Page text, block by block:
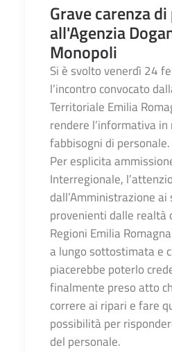
Grave carenza
all'Agenzia
Monopoli
Si è svolto venerdì 24
l’incontro convocato
Territoriale Emilia
rendere l’informativa
fabbisogni di personale.
Per esplicita
Interregionale,
dall’Amministrazione
provenienti dalle realtà
Regioni Emilia
a lungo sottostimata e
piacerebbe poterlo
finalmente preso atto
correre ai ripari e fare
possibilità per
del personale.